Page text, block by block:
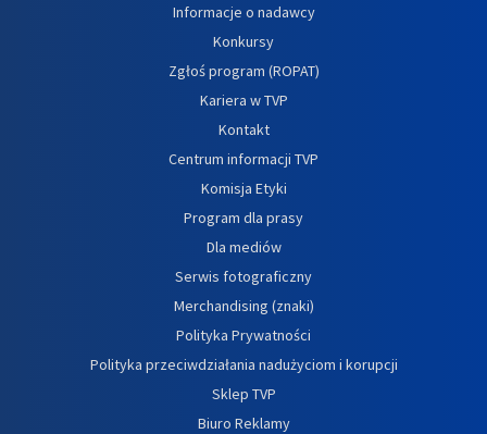
Informacje o nadawcy
Konkursy
Zgłoś program (ROPAT)
Kariera w TVP
Kontakt
Centrum informacji TVP
Komisja Etyki
Program dla prasy
Dla mediów
Serwis fotograficzny
Merchandising (znaki)
Polityka Prywatności
Polityka przeciwdziałania nadużyciom i korupcji
Sklep TVP
Biuro Reklamy